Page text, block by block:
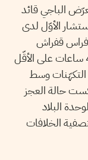
الباجي قائد
الأوّل لدى
فراس قفراش
الحالة الحرجة للرئيس، عاشت البلاد طيلة 4 ساعات على الأقّل
وسط
حالة العجز
البلاد
الخلافات